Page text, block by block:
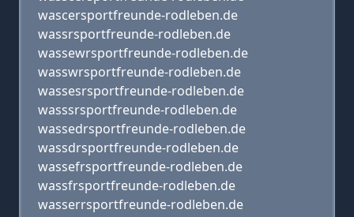
wascersportfreunde-rodleben.de
wassrsportfreunde-rodleben.de
wassewrsportfreunde-rodleben.de
wasswrsportfreunde-rodleben.de
wassesrsportfreunde-rodleben.de
wasssrsportfreunde-rodleben.de
wassedrsportfreunde-rodleben.de
wassdrsportfreunde-rodleben.de
wassefrsportfreunde-rodleben.de
wassfrsportfreunde-rodleben.de
wasserrsportfreunde-rodleben.de